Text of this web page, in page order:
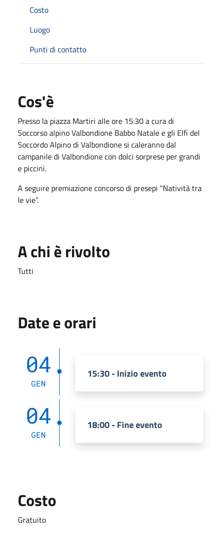
Costo
Luogo
Punti di contatto
Cos'è
Presso la piazza Martiri alle ore 15:30 a cura di
Soccorso alpino Valbondione Babbo Natale e gli Elfi del
Soccordo Alpino di Valbondione si caleranno dal
campanile di Valbondione con dolci sorprese per grandi
e piccini.
A seguire premiazione concorso di presepi “Natività tra
le vie”.
A chi è rivolto
Tutti
Date e orari
04
GEN
15:30 - Inizio evento
04
GEN
18:00 - Fine evento
Costo
Gratuito